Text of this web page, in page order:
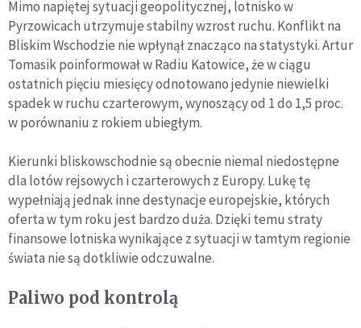
Mimo napiętej sytuacji geopolitycznej, lotnisko w
Pyrzowicach utrzymuje stabilny wzrost ruchu. Konflikt na
Bliskim Wschodzie nie wpłynął znacząco na statystyki. Artur
Tomasik poinformował w Radiu Katowice, że w ciągu
ostatnich pięciu miesięcy odnotowano jedynie niewielki
spadek w ruchu czarterowym, wynoszący od 1 do 1,5 proc.
w porównaniu z rokiem ubiegłym.
Kierunki bliskowschodnie są obecnie niemal niedostępne
dla lotów rejsowych i czarterowych z Europy. Lukę tę
wypełniają jednak inne destynacje europejskie, których
oferta w tym roku jest bardzo duża. Dzięki temu straty
finansowe lotniska wynikające z sytuacji w tamtym regionie
świata nie są dotkliwie odczuwalne.
Paliwo pod kontrolą